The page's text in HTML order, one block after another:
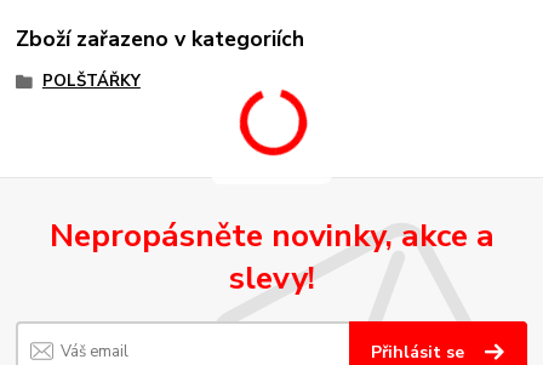
Zboží zařazeno v kategoriích
POLŠTÁŘKY
Nepropásněte novinky, akce a
slevy!
Přihlásit se